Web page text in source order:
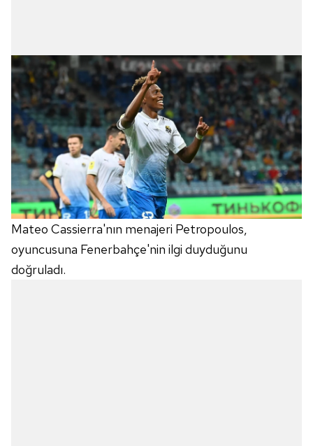
Mateo Cassierra'nın menajeri Petropoulos,
oyuncusuna Fenerbahçe'nin ilgi duyduğunu
doğruladı.